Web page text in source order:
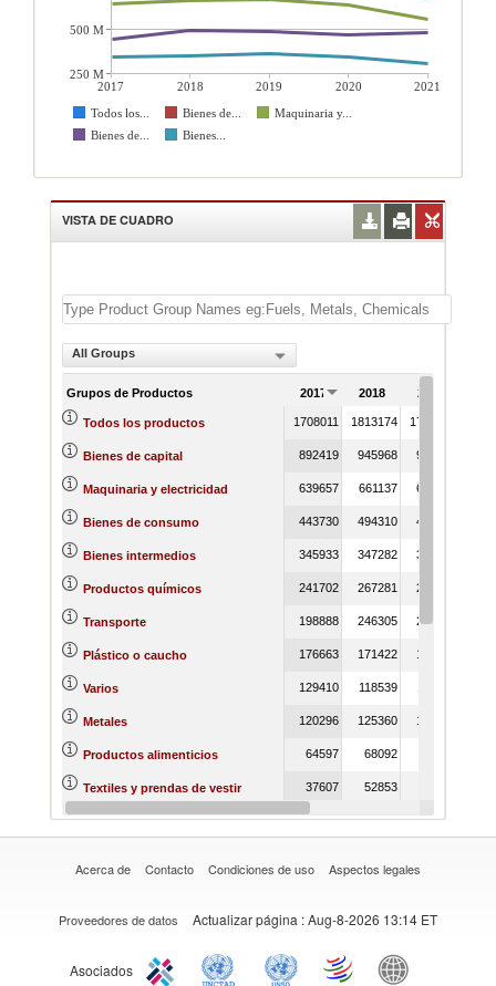
2017 2018 2019 2020
2021
Todos los...
Bienes de...
Maquinaria y...
Bienes de...
Bienes...
500 M
250 M
VISTA DE CUADRO
All Groups
Grupos de Productos 2017 2018 2019
Todos los productos 1708011 1813174 1776629
Bienes de capital 892419 945968 900255
Maquinaria y electricidad 639657 661137 669261
Bienes de consumo 443730 494310 487608
Bienes intermedios 345933 347282 359197
Productos químicos 241702 267281 280391
Transporte 198888 246305 215050
Plástico o caucho 176663 171422 168595
Varios 129410 118539
Metales 120296 125360 121787
Productos alimenticios 64597 68092
Textiles y prendas de vestir 37607 52853
Madera 35600 39282 37067
Acerca de Contacto Condiciones de uso Aspectos legales
Proveedores de datos Actualizar página : Aug-8-2026 13:14 ET
Asociados